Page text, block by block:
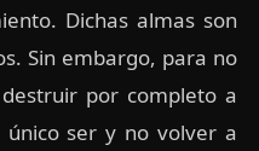
Dichas almas son
Sin embargo, para no
por completo a
ser y no volver a